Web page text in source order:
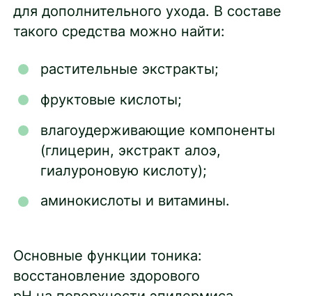
для дополнительного ухода. В составе
такого средства можно найти:
растительные экстракты;
фруктовые кислоты;
влагоудерживающие компоненты
(глицерин, экстракт алоэ,
гиалуроновую кислоту);
аминокислоты и витамины.
Основные функции тоника:
восстановление здорового